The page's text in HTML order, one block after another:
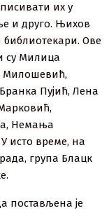
их у
и друго. Њихов
Ове
су Милица
Милошевић,
Пујић, Лена
Немања
исто време, на
група Блацк
постављена је